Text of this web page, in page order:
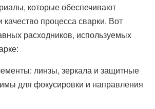
которые обеспечивают
процесса сварки. Вот
расходников, используемых
линзы, зеркала и защитные
для фокусировки и направления